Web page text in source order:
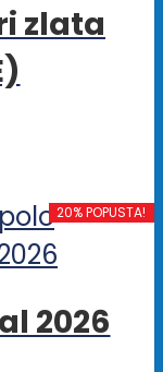
zlata
20% POPUSTA!
2026